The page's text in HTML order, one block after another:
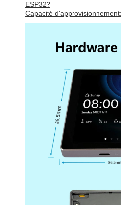
ESP32?
Capacité d'approvisionnement: